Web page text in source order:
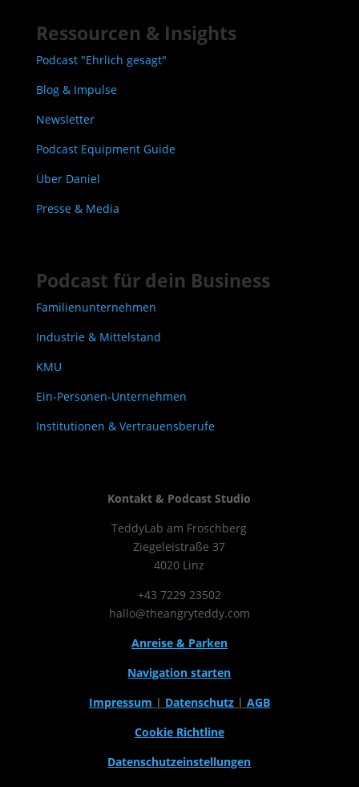
Ressourcen & Insights
Podcast "Ehrlich gesagt"
Blog & Impulse
Newsletter
Podcast Equipment Guide
Über Daniel
Presse & Media
Podcast für dein Business
Familienunternehmen
Industrie & Mittelstand
KMU
Ein-Personen-Unternehmen
Institutionen & Vertrauensberufe
Kontakt & Podcast Studio
TeddyLab am Froschberg
Ziegeleistraße 37
4020 Linz
+43 7229 23502
hallo@theangryteddy.com
Anreise & Parken
Navigation starten
Impressum | Datenschutz| AGB
Cookie Richtline
Datenschutzeinstellungen